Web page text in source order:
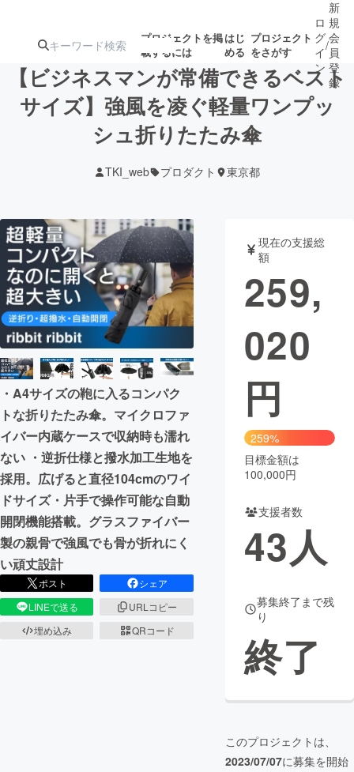
プロジェクトを掲
載するには
はじ
める
プロジェクト
をさがす
注目のリ
注目の新着プロ募集終了が近いプ
テクノロジー・ガジェット
映像・映画 書籍・雑誌
ビジネス・起業 チャレンジ
まちづくり・地域活性化
CAMPFIRE for Social Good
CAMPFIRE Creation
CAMPFIREふるさと納税machi-ya コミュニティ
ロ
グ
イ
ン
/
新
規
会
員
登
録
【ビジネスマンが常備できるベスト
サイズ】強風を凌ぐ軽量ワンプッ
シュ折りたたみ傘
TKI_web プロダクト 東京都
・A4サイズの鞄に入るコンパク
トな折りたたみ傘。マイクロファ
イバー内蔵ケースで収納時も濡れ
ない ・逆折仕様と撥水加工生地を
採用。広げると直径104cmのワイ
ドサイズ・片手で操作可能な自動
開閉機能搭載。グラスファイバー
製の親骨で強風でも骨が折れにく
い頑丈設計
ポスト
シェア
LINEで送る
URLコピー
埋め込み
QRコード
現在の支援総
額
259,
020
円
259%
目標金額は
100,000円
支援者数
43人
募集終了まで残
り
終了
このプロジェクトは、
2023/07/07に募集を開始